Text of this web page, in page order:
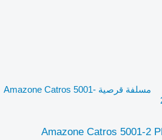
مسلفة قرصية Amazone Catros 5001-
Amazone Catros 5001-2